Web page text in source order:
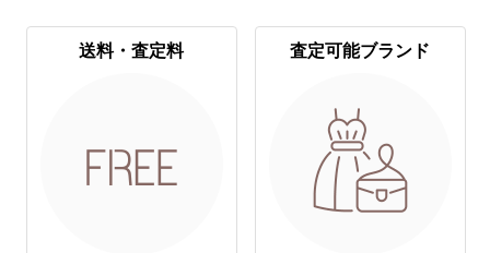
送料・査定料 査定可能ブランド